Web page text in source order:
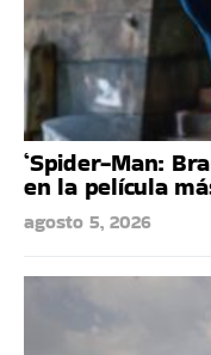
‘Spider-Man:
en la película
agosto 5, 2026